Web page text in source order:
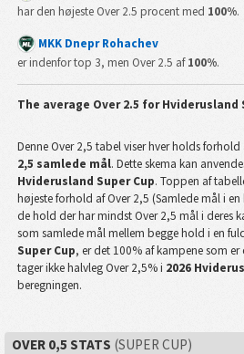
har den højeste Over 2.5 procent med 100%.
MKK Dnepr Rohachev
er indenfor top 3, men Over 2.5 af100%.
The average Over 2.5 forHviderusland
Denne Over 2,5 tabel viser hver holds
2,5 samlede mål. Dette skema kan
Hviderusland Super Cup. Toppen af
højeste forhold af Over 2,5 (Samlede mål i
de hold der har mindst Over 2,5 mål i deres
som samlede mål mellem begge hold i en
Super Cup, er det 100% af kampene som
tager ikke halvleg Over 2,5% i 2026
beregningen.
OVER 0,5 STATS (SUPER CUP)